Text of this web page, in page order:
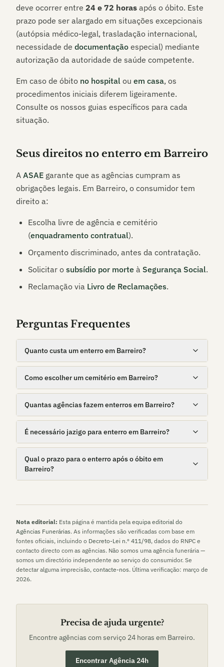
deve ocorrer entre 24 e 72 horas após o óbito. Este
prazo pode ser alargado em situações excepcionais
(autópsia médico-legal, trasladação internacional,
necessidade de documentação especial) mediante
autorização da autoridade de saúde competente.
Em caso de óbito no hospital ou em casa, os
procedimentos iniciais diferem ligeiramente.
Consulte os nossos guias específicos para cada
situação.
Seus direitos no enterro em Barreiro
A ASAE garante que as agências cumpram as
obrigações legais. Em Barreiro, o consumidor tem
direito a:
Escolha livre de agência e cemitério
(enquadramento contratual).
Orçamento discriminado, antes da contratação.
Solicitar o subsídio por morte à Segurança Social.
Reclamação via Livro de Reclamações.
Perguntas Frequentes
Quanto custa um enterro em Barreiro?
Como escolher um cemitério em Barreiro?
Quantas agências fazem enterros em Barreiro?
É necessário jazigo para enterro em Barreiro?
Qual o prazo para o enterro após o óbito em
Barreiro?
Nota editorial: Esta página é mantida pela equipa editorial do
Agências Funerárias. As informações são verificadas com base em
fontes oficiais, incluindo o Decreto-Lei n.º 411/98, dados do RNPC e
contacto directo com as agências. Não somos uma agência funerária —
somos um directório independente ao serviço do consumidor. Se
detectar alguma imprecisão, contacte-nos. Última verificação: março de
2026.
Precisa de ajuda urgente?
Encontre agências com serviço 24 horas em Barreiro.
Encontrar Agência 24h